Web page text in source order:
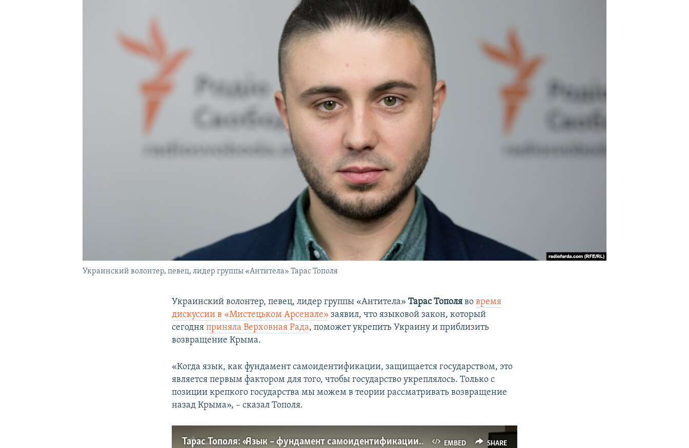
Украинский волонтер, певец, лидер группы «Антитела» Тарас Тополя
Украинский волонтер, певец, лидер группы «Антитела»Тарас Тополя вовремя
дискуссии в «Мистецьком Арсенале» заявил, что языковой закон, который
сегодняприняла Верховная Рада, поможет укрепить Украину и приблизить
возвращение Крыма.
«Когда язык, как фундамент самоидентификации, защищается государством, это
является первым фактором для того, чтобы государство укреплялось. Только с
позиции крепкого государства мы можем в теории рассматривать возвращение
назад Крыма», – сказал Тополя.
EMBED SHARE
Тарас Тополя: «Язык – фундамент самоидентификации народа» (видео)